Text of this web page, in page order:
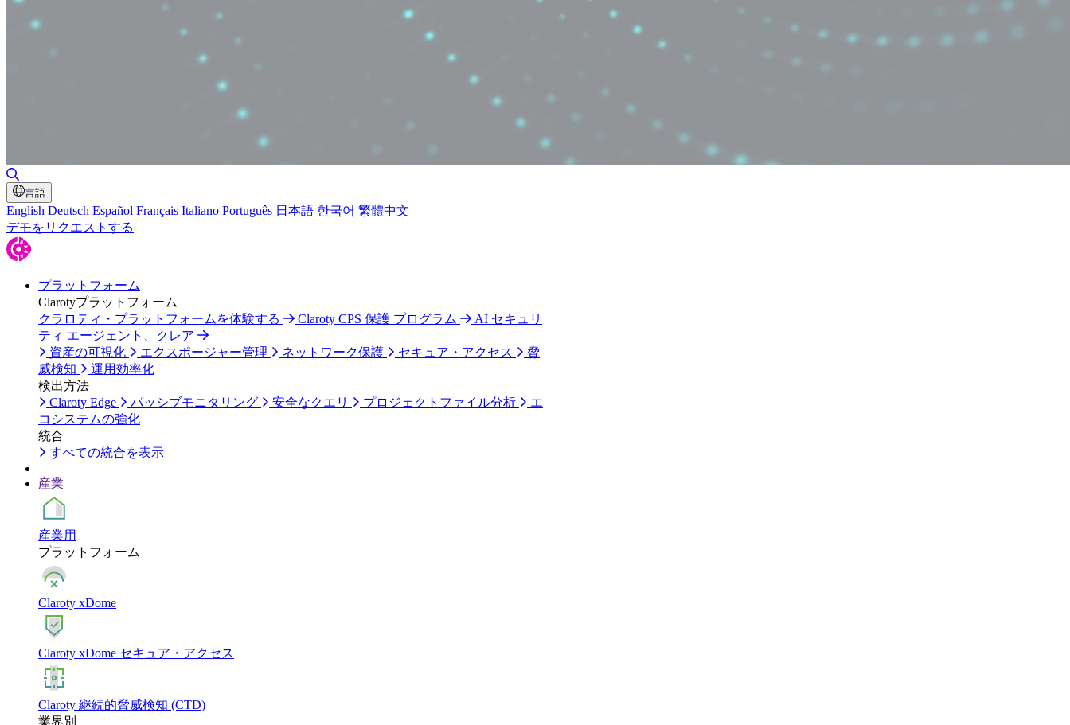
言語
English Deutsch Español Français Italiano Português 日本語 한국어 繁體中文
デモをリクエストする
プラットフォーム
Clarotyプラットフォーム
クラロティ・プラットフォームを体験する
Claroty CPS 保護 プログラム
AI セキュリ
ティ エージェント、クレア
資産の可視化
エクスポージャー管理 ネットワーク保護 セキュア・アクセス
脅
威検知
運用効率化
検出方法
Claroty Edge
パッシブモニタリング 安全なクエリ プロジェクトファイル分析
エ
コシステムの強化
統合
すべての統合を表示
産業
産業用
プラットフォーム
Claroty xDome
Claroty xDome セキュア・アクセス
Claroty 継続的脅威検知 (CTD)
業界別